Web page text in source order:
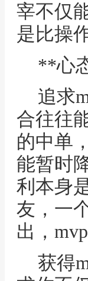
宰不仅
是比操
**心
追求
合往往
的中单
能暂时
利本身
友，一
出，
获得